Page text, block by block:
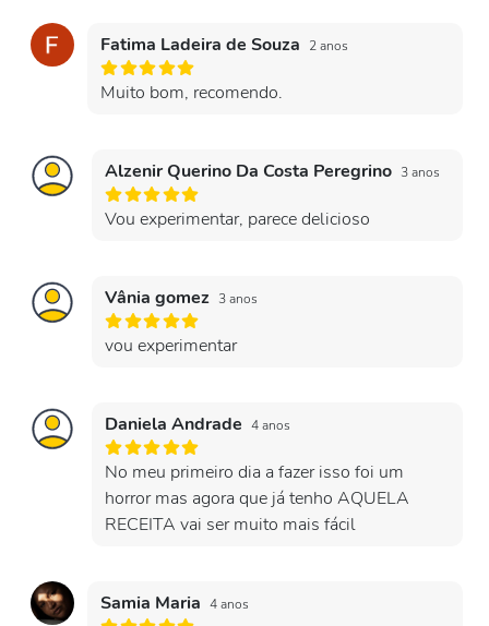
Fatima Ladeira de Souza 2 anos
Muito bom, recomendo.
Alzenir Querino Da Costa Peregrino 3 anos
Vou experimentar, parece delicioso
Vânia gomez 3 anos
vou experimentar
Daniela Andrade 4 anos
No meu primeiro dia a fazer isso foi um
horror mas agora que já tenho AQUELA
RECEITA vai ser muito mais fácil
Samia Maria 4 anos